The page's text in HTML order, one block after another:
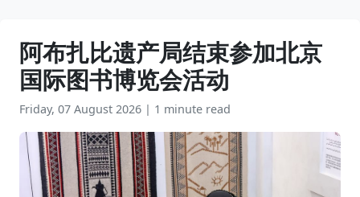
阿布扎比遗产局结束参加北京
国际图书博览会活动
Friday, 07 August 2026 | 1 minute read